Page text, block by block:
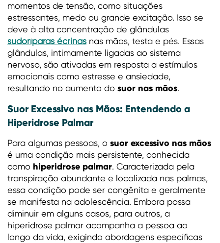
momentos de tensão, como situações
estressantes, medo ou grande excitação. Isso se
deve à alta concentração de glândulas
sudoríparas écrinasnas mãos, testa e pés. Essas
glândulas, intimamente ligadas ao sistema
nervoso, são ativadas em resposta a estímulos
emocionais como estresse e ansiedade,
resultando no aumento do suor nas mãos.
Suor Excessivo nas Mãos: Entendendo a
Hiperidrose Palmar
Para algumas pessoas, o suor excessivo nas mãos
é uma condição mais persistente, conhecida
como hiperidrose palmar. Caracterizada pela
transpiração abundante e localizada nas palmas,
essa condição pode ser congênita e geralmente
se manifesta na adolescência. Embora possa
diminuir em alguns casos, para outros, a
hiperidrose palmar acompanha a pessoa ao
longo da vida, exigindo abordagens específicas